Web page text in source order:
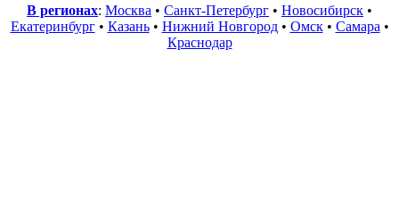
В регионах: Москва • Санкт-Петербург • Новосибирск •
Екатеринбург• Казань• Нижний Новгород• Омск• Самара •
Краснодар